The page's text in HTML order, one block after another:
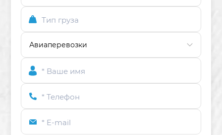
Тип груза
* Ваше имя
* Телефон
* E-mail